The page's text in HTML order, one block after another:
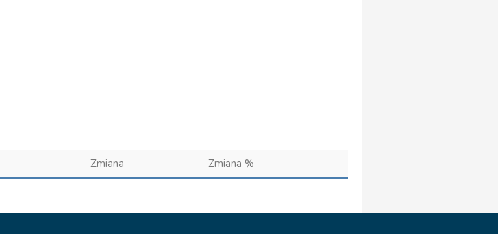
Zmiana Zmiana %